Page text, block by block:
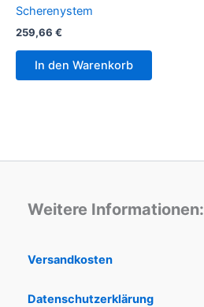
Scherenystem
259,66 €
In den Warenkorb
Weitere Informationen:
Versandkosten
Datenschutzerklärung